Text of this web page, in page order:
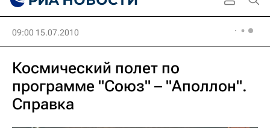
09:00 15.07.2010
Космический полет по
программе "Союз" – "Аполлон".
Справка